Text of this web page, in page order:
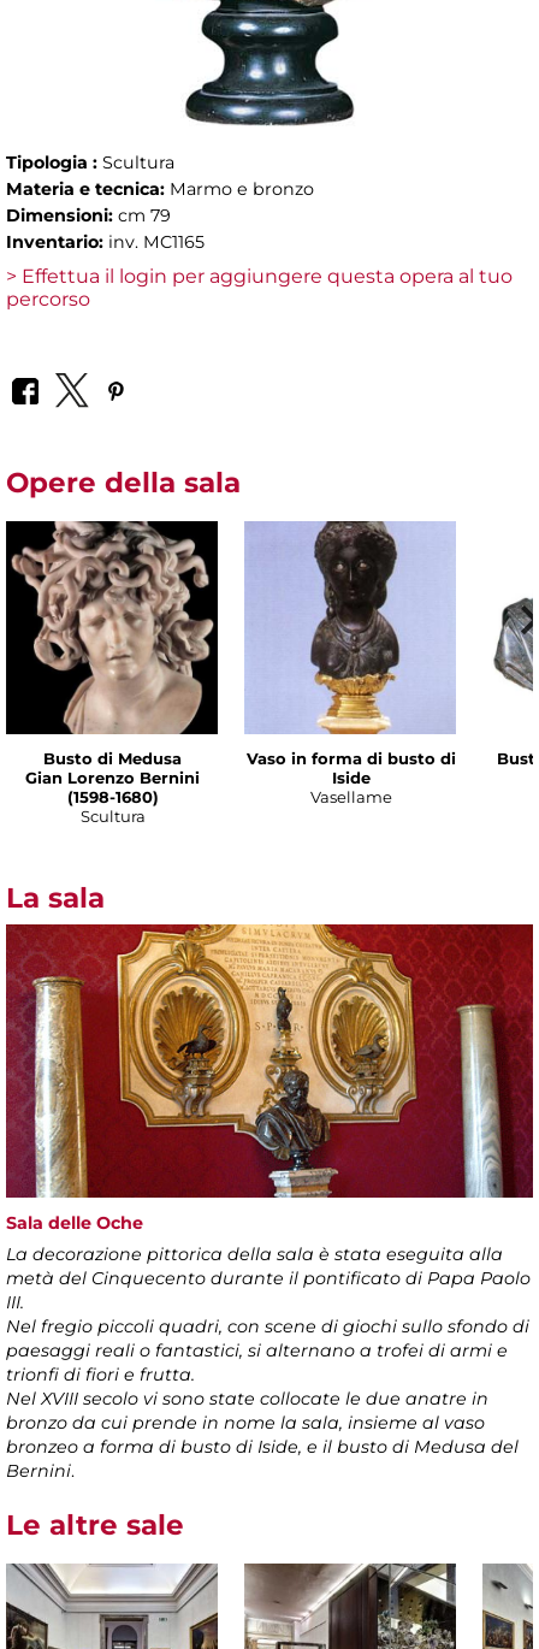
Tipologia : Scultura
Materia e tecnica: Marmo e bronzo
Dimensioni: cm 79
Inventario: inv. MC1165
> Effettua il login per aggiungere questa opera al tuo
percorso
Opere della sala
Busto di Medusa
Gian Lorenzo Bernini
(1598-1680)
Scultura
Vaso in forma di busto di
Iside
Vasellame
La sala
Sala delle Oche
La decorazione pittorica della sala è stata eseguita alla
metà del Cinquecento durante il pontificato di Papa Paolo
III.
Nel fregio piccoli quadri, con scene di giochi sullo sfondo di
paesaggi reali o fantastici, si alternano a trofei di armi e
trionfi di fiori e frutta.
Nel XVIII secolo vi sono state collocate le due anatre in
bronzo da cui prende in nome la sala, insieme al vaso
bronzeo a forma di busto di Iside, e il busto di Medusa del
Bernini.
Le altre sale